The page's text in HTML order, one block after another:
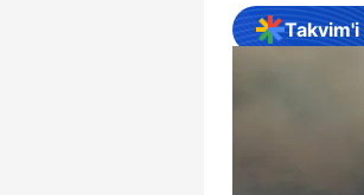
Takvim'i